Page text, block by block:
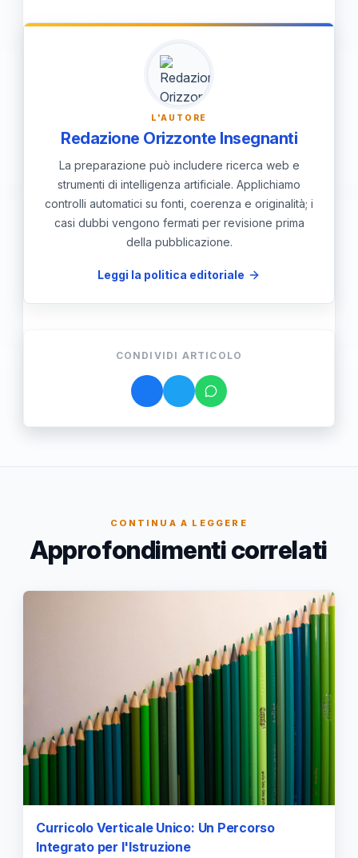
incoraggiare la collaborazione tra docenti,
e monitorare i progressi degli studenti per
adattare le strategie educative ai loro
L'AUTORE
Redazione Orizzonte Insegnanti
La preparazione può includere ricerca web e
strumenti di intelligenza artificiale. Applichiamo
controlli automatici su fonti, coerenza e originalità; i
casi dubbi vengono fermati per revisione prima
della pubblicazione.
Leggi la politica editoriale
CONDIVIDI ARTICOLO
CONTINUA A LEGGERE
Approfondimenti correlati
Curricolo Verticale Unico: Un Percorso
Integrato per l'Istruzione